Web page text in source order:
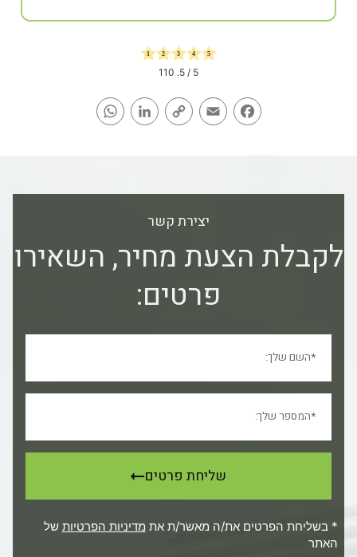
5
/ 5.
110
Facebook
Email
Copy
Link
LinkedIn
יצירת קשר
לקבלת הצעת מחיר, השאירו
פרטים:
שליחת פרטים
* בשליחת הפרטים את/ה מאשר/ת את מדיניות הפרטיות של
האתר